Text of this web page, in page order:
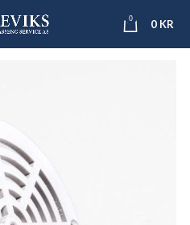
0 0 KR